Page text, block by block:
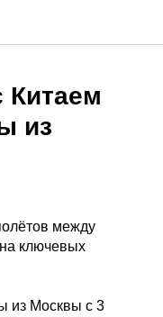
Китаем
из
между
ключевых
из Москвы с 3